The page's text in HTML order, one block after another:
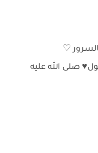
♡
صلى الله عليه